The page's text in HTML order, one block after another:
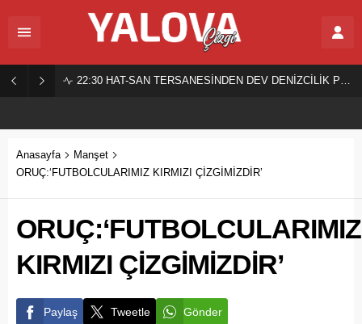
22:30 HAT-SAN TERSANESİNDEN DEV DENİZCİLİK PROJESİ!
Anasayfa
Manşet
ORUÇ:‘FUTBOLCULARIMIZ KIRMIZI ÇİZGİMİZDİR’
ORUÇ:‘FUTBOLCULARIMIZ
KIRMIZI ÇİZGİMİZDİR’
Paylaş Tweetle Gönder